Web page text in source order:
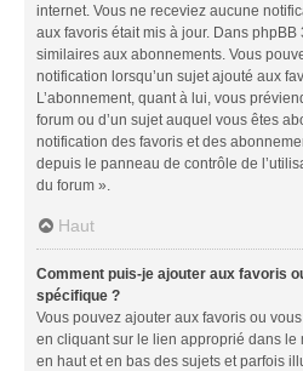
internet. Vous ne receviez aucune
aux favoris était mis à jour. Dans
similaires aux abonnements. Vous
notification lorsqu’un sujet ajouté aux
L’abonnement, quant à lui, vous
forum ou d’un sujet auquel vous êtes
notification des favoris et des
depuis le panneau de contrôle de
du forum ».
Haut
Comment puis-je ajouter aux favoris
spécifique ?
Vous pouvez ajouter aux favoris ou
en cliquant sur le lien approprié dans le
en haut et en bas des sujets et parfois